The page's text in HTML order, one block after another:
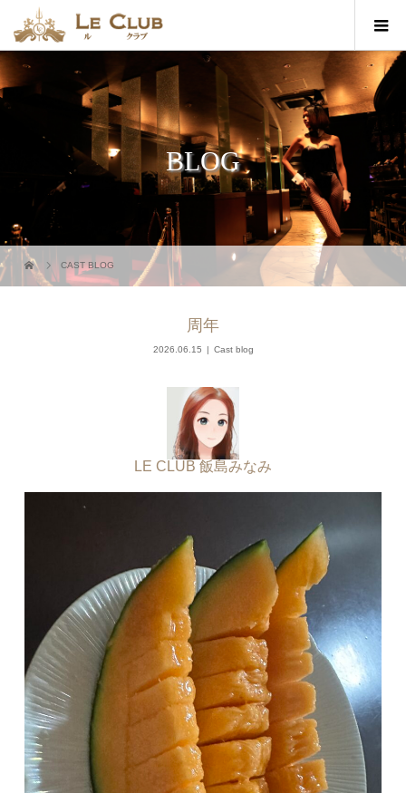
BLOG
CAST BLOG
周年
2026.06.15 Cast blog
LE CLUB 飯島みなみ